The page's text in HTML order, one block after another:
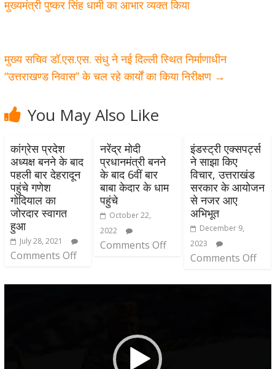
मुख्यमंत्री पुष्कर सिंह धामी का आभार व्यक्त किया
मुख्य सचिव डॉ.एस.एस. संधु ने नई दिल्ली स्थित निर्माणाधीन
“उत्तराखण्ड निवास” के चल रहे कार्यों का किया निरीक्षण →
You May Also Like
कांग्रेस प्रदेश
अध्यक्ष बनने के बाद
पहली बार देहरादून
पहुंचे गणेश
गोदियाल का
जोरदार स्वागत
हुआ
July 28, 2021
Comments Off
नरेंद्र मोदी
प्रधानमंत्री बनने
के बाद 6वीं बार
बाबा केदार के धाम
पहुंचे
October 22,
2022
Comments Off
इंडस्ट्री एक्सपर्ट्स
ने साझा किए
विचार, उत्तराखंड
सरकार के आयोजन
से नजर आए
अभिभूत
December 9,
2023
Comments Off